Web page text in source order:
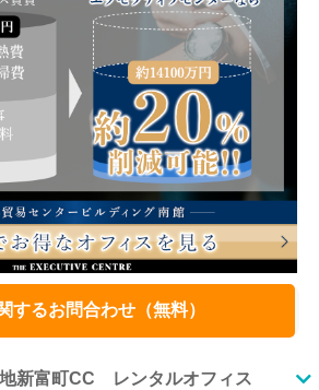
するお問合わせ（無料）
新富町CC レンタルオフィス